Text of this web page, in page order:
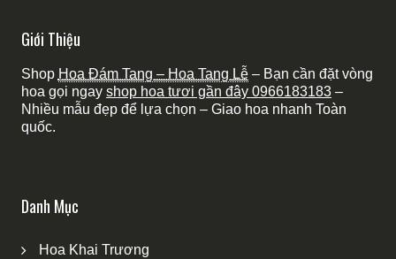
Giới Thiệu
Shop Hoa Đám Tang – Hoa Tang Lễ– Bạn cần đặt vòng
hoa gọi ngay shop hoa tươi gần đây 0966183183–
Nhiều mẫu đẹp để lựa chọn – Giao hoa nhanh Toàn
quốc.
Danh Mục
Hoa Khai Trương